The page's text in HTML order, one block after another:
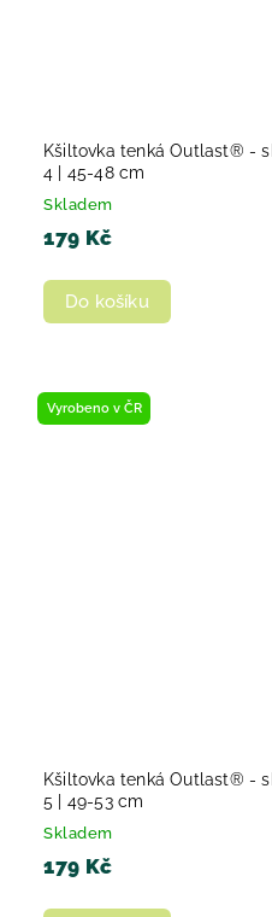
Kšiltovka tenká Outlast® -
4 | 45-48 cm
Skladem
179 Kč
Do košíku
Vyrobeno v ČR
Kšiltovka tenká Outlast® -
5 | 49-53 cm
Skladem
179 Kč